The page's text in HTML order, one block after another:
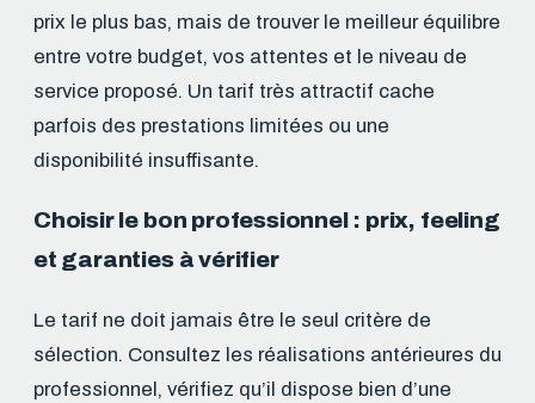
prix le plus bas, mais de trouver le meilleur équilibre
entre votre budget, vos attentes et le niveau de
service proposé. Un tarif très attractif cache
parfois des prestations limitées ou une
disponibilité insuffisante.
Choisir le bon professionnel : prix, feeling
et garanties à vérifier
Le tarif ne doit jamais être le seul critère de
sélection. Consultez les réalisations antérieures du
professionnel, vérifiez qu’il dispose bien d’une